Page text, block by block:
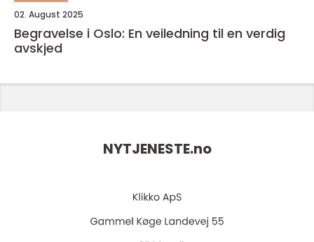
02. August 2025
Begravelse i Oslo: En veiledning til en verdig
avskjed
NYTJENESTE.no